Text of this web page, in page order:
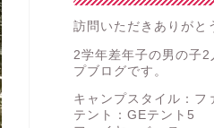
訪問いただきありがと
2学年差年子の男の子
プブログです。
キャンプスタイル：フ
テント：GEテント5